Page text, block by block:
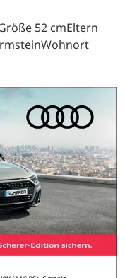
52 cmEltern